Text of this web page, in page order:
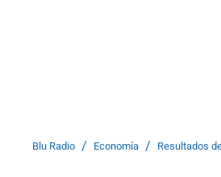
Blu Radio / Economía / Resultados